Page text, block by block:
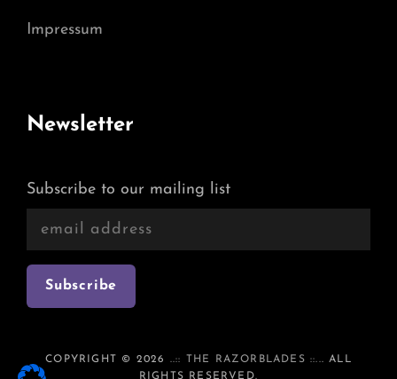
Impressum
Newsletter
Subscribe to our mailing list
COPYRIGHT © 2026 ..:: THE RAZORBLADES ::... ALL
RIGHTS RESERVED.